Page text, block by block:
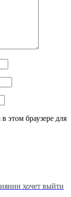
этом браузере для
хочет выйти